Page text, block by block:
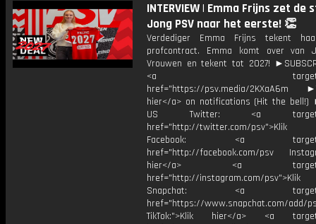
INTERVIEW | Emma Frijns zet de
Jong PSV naar het eerste! 👏
Verdediger Emma Frijns tekent
profcontract. Emma komt over van
Vrouwen en tekent tot 2027!
<a
href="https://psv.media/2KXaA6m
hier</a> on notifications (Hit the bell!)
US Twitter: <a
href="http://twitter.com/psv">Klik
Facebook: <a
href="http://facebook.com/psv
hier</a> <a
href="http://instagram.com/
Snapchat: <a
href="https://www.snapchat.com/add/
TikTok:">Klik hier</a> <a